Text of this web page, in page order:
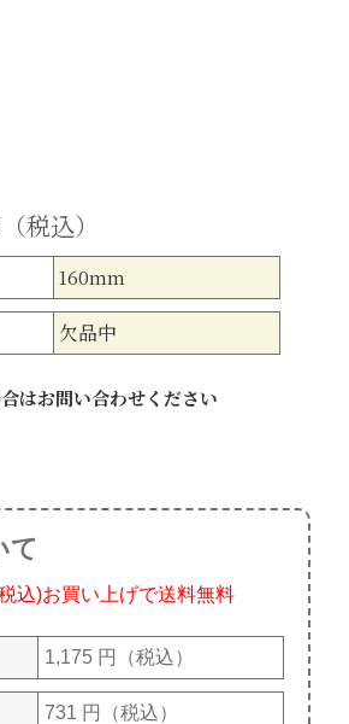
税込）
160mm
欠品中
はお問い合わせください
て
込)お買い上げで送料無料
1,175 円（税込）
731 円（税込）